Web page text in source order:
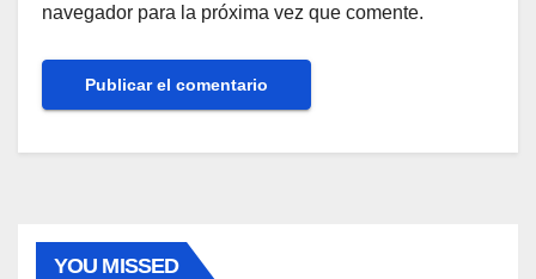
navegador para la próxima vez que comente.
YOU MISSED